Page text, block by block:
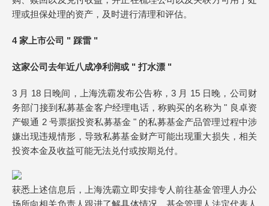
理或担保处理的资产，及时进行清理和评估。
4 家上市公司 " 踩雷 "
这家公司去年近八成净利润或 " 打水漂 "
3 月 18 日晚间，上海洗霸发布公告称，3 月 15 日晚，公司财
务部门接到私募基金客户经理电话，称购买的名称为 " 良卓资
产银通 2 号票据投资私募基金 " 的私募基金产品管理过程中涉
嫌出现违规情形，导致私募基金财产可能出现重大损失，相关
投资本金及收益可能无法兑付或按期兑付。
获悉上述信息后，上海洗霸立即安排专人前往基金管理人办公
场所向相关负责人跟进了解具体情况，基金管理人法定代表人